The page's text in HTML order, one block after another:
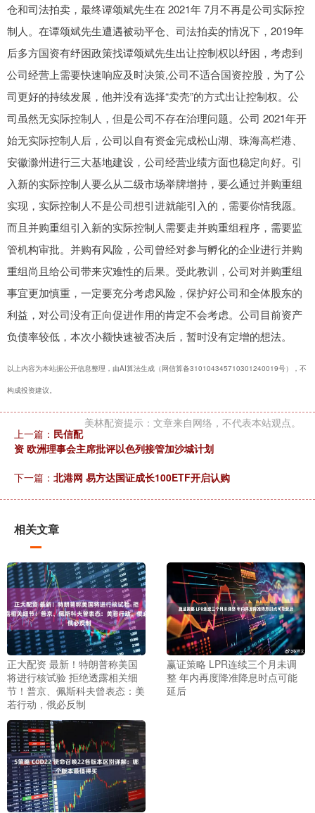
仓和司法拍卖，最终谭颂斌先生在 2021年 7月不再是公司实际控
制人。在谭颂斌先生遭遇被动平仓、司法拍卖的情况下，2019年
后多方国资有纾困政策找谭颂斌先生出让控制权以纾困，考虑到
公司经营上需要快速响应及时决策,公司不适合国资控股，为了公
司更好的持续发展，他并没有选择“卖壳”的方式出让控制权。公
司虽然无实际控制人，但是公司不存在治理问题。公司 2021年开
始无实际控制人后，公司以自有资金完成松山湖、珠海高栏港、
安徽滁州进行三大基地建设，公司经营业绩方面也稳定向好。引
入新的实际控制人要么从二级市场举牌增持，要么通过并购重组
实现，实际控制人不是公司想引进就能引入的，需要你情我愿。
而且并购重组引入新的实际控制人需要走并购重组程序，需要监
管机构审批。并购有风险，公司曾经对参与孵化的企业进行并购
重组尚且给公司带来灾难性的后果。受此教训，公司对并购重组
事宜更加慎重，一定要充分考虑风险，保护好公司和全体股东的
利益，对公司没有正向促进作用的肯定不会考虑。公司目前资产
负债率较低，本次小额快速被否决后，暂时没有定增的想法。
以上内容为本站据公开信息整理，由AI算法生成（网信算备310104345710301240019号），不
构成投资建议。
美林配资提示：文章来自网络，不代表本站观点。
上一篇： 民信配
资 欧洲理事会主席批评以色列接管加沙城计划
下一篇： 北港网 易方达国证成长100ETF开启认购
相关文章
正大配资 最新！特朗普称美国
将进行核试验 拒绝透露相关细
节！普京、佩斯科夫曾表态：美
若行动，俄必反制
赢证策略 LPR连续三个月未调
整 年内再度降准降息时点可能
延后